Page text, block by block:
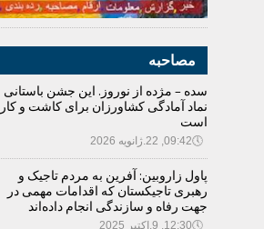
مصاحبه
سده – مژده از نوروز. این جشن باستانی
نماد آمادگی کشاورزان برای کاشت و کار
است
🕔09:42, 22.ژانویه 2026
پاول زاروبین: آفرین به مردم تاجیک و
رهبری تاجیکستان که اقدامات مهمی در
جهت رفاه و سازندگی انجام داده‌اند
🕔12:30, 9.اکتبر 2025